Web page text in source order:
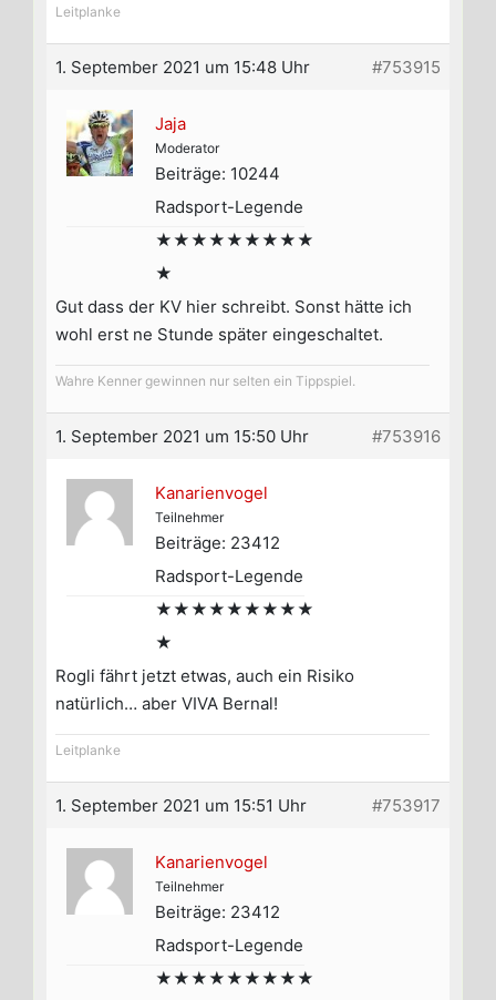
Leitplanke
1. September 2021 um 15:48 Uhr #753915
Jaja
Moderator
Beiträge: 10244
Radsport-Legende
★★★★★★★★★
★
Gut dass der KV hier schreibt. Sonst hätte ich
wohl erst ne Stunde später eingeschaltet.
Wahre Kenner gewinnen nur selten ein Tippspiel.
1. September 2021 um 15:50 Uhr #753916
Kanarienvogel
Teilnehmer
Beiträge: 23412
Radsport-Legende
★★★★★★★★★
★
Rogli fährt jetzt etwas, auch ein Risiko
natürlich… aber VIVA Bernal!
Leitplanke
1. September 2021 um 15:51 Uhr #753917
Kanarienvogel
Teilnehmer
Beiträge: 23412
Radsport-Legende
★★★★★★★★★